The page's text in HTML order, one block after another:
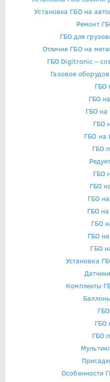
Установка ГБО на
Ремонт
ГБО для
Отличие ГБО на
ГБО Digitronic –
Газовое
ГБО
ГБО
ГБО на
ГБО
ГБО на
ГБО
ГБО
ГБО
ГБО
ГБО
ГБО
ГБО
ГБО
Установка
Комплекты
ГБО
ГБО
Особенности